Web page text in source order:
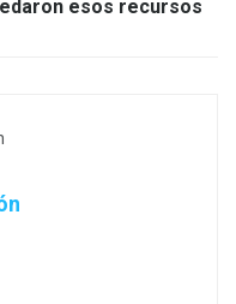
esos recursos